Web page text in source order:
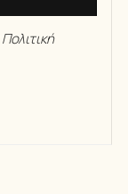
Πολιτική